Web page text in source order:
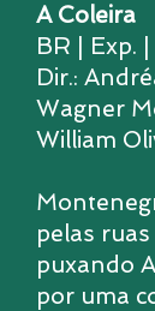
A Coleira
BR | Exp. |
Dir.:
Wagner
William
pelas
puxando
por uma